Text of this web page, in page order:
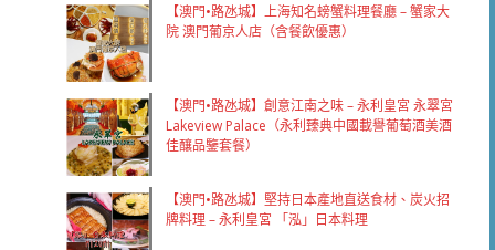
【澳門•路氹城】上海知名螃蟹料理餐廳 – 蟹家大
院 澳門葡京人店（含餐飲優惠）
【澳門•路氹城】創意江南之味 – 永利皇宮 永翠宮
Lakeview Palace（永利臻典中國載譽葡萄酒美酒
佳釀品鑒套餐）
【澳門•路氹城】堅持日本產地直送食材、炭火招
牌料理 – 永利皇宮 「泓」日本料理